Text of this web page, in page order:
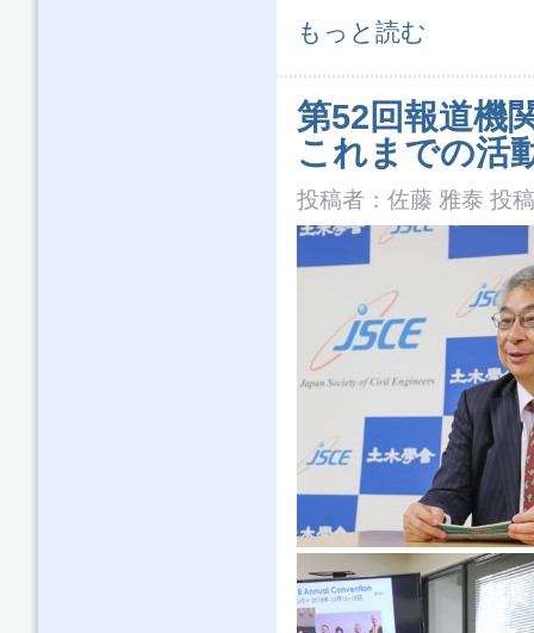
第53回報道機関懇談会「平成30年
もっと読む
第52回報道機
これまでの活
投稿者： 佐藤 雅泰 投